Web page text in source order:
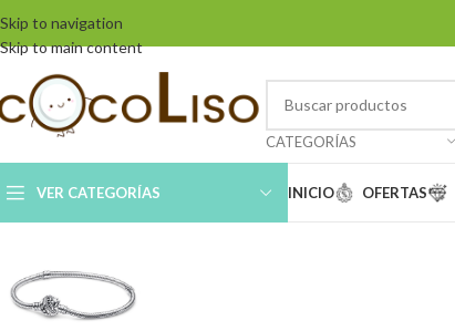
Skip to navigation
Skip to main content
CATEGORÍAS
VER CATEGORÍAS INICIO OFERTAS